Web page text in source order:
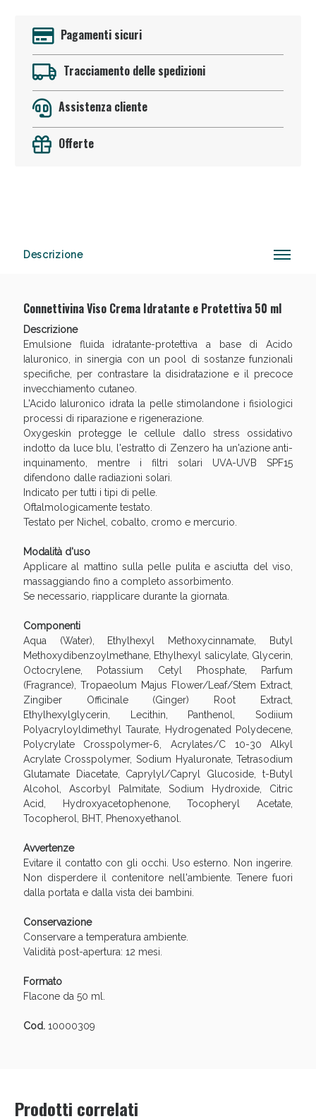
Pagamenti sicuri
Tracciamento delle spedizioni
Assistenza cliente
Offerte
Descrizione
Connettivina Viso Crema Idratante e Protettiva 50 ml
Descrizione
Emulsione fluida idratante-protettiva a base di Acido
Ialuronico, in sinergia con un pool di sostanze funzionali
specifiche, per contrastare la disidratazione e il precoce
invecchiamento cutaneo.
L'Acido Ialuronico idrata la pelle stimolandone i fisiologici
processi di riparazione e rigenerazione.
Oxygeskin protegge le cellule dallo stress ossidativo
indotto da luce blu, l'estratto di Zenzero ha un'azione anti-
inquinamento, mentre i filtri solari UVA-UVB SPF15
difendono dalle radiazioni solari.
Indicato per tutti i tipi di pelle.
Oftalmologicamente testato.
Testato per Nichel, cobalto, cromo e mercurio.
Modalità d'uso
Applicare al mattino sulla pelle pulita e asciutta del viso,
massaggiando fino a completo assorbimento.
Se necessario, riapplicare durante la giornata.
Componenti
Aqua (Water), Ethylhexyl Methoxycinnamate, Butyl
Methoxydibenzoylmethane, Ethylhexyl salicylate, Glycerin,
Octocrylene, Potassium Cetyl Phosphate, Parfum
(Fragrance), Tropaeolum Majus Flower/Leaf/Stem Extract,
Zingiber Officinale (Ginger) Root Extract,
Ethylhexylglycerin, Lecithin, Panthenol, Sodiium
Polyacryloyldimethyl Taurate, Hydrogenated Polydecene,
Polycrylate Crosspolymer-6, Acrylates/C 10-30 Alkyl
Acrylate Crosspolymer, Sodium Hyaluronate, Tetrasodium
Glutamate Diacetate, Caprylyl/Capryl Glucoside, t-Butyl
Alcohol, Ascorbyl Palmitate, Sodium Hydroxide, Citric
Acid, Hydroxyacetophenone, Tocopheryl Acetate,
Tocopherol, BHT, Phenoxyethanol.
Avvertenze
Evitare il contatto con gli occhi. Uso esterno. Non ingerire.
Non disperdere il contenitore nell'ambiente. Tenere fuori
dalla portata e dalla vista dei bambini.
Conservazione
Conservare a temperatura ambiente.
Validità post-apertura: 12 mesi.
Formato
Flacone da 50 ml.
Cod.10000309
Prodotti correlati
Sconto fino al 55% disponibile oggi!
Vie Urinarie e Prostata: Sconti fino al 45% oggi!
Benessere Intestinale: Sconto fino al 55% valido